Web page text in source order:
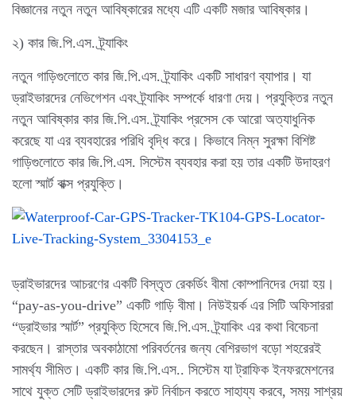
বিজ্ঞানের নতুন নতুন আবিষ্কারের মধ্যে এটি একটি মজার আবিষ্কার।
২) কার জি.পি.এস. ট্র্যাকিং
নতুন গাড়িগুলোতে কার জি.পি.এস. ট্র্যাকিং একটি সাধারণব্যাপার। যা
ড্রাইভারদের নেভিগেশন এবং ট্র্যাকিং সম্পর্কে ধারণা দেয়। প্রযুক্তির নতুন
নতুন আবিষ্কার কার জি.পি.এস. ট্র্যাকিং প্রসেস কে আরো অত্যাধুনিক
করেছে যা এর ব্যবহারের পরিধি বৃদ্ধি করে। কিভাবে নিম্ন সুরক্ষা বিশিষ্ট
গাড়িগুলোতে কার জি.পি.এস. সিস্টেম ব্যবহার করা হয় তার একটি উদাহরণ
হলো স্মার্ট বাক্স প্রযুক্তি।
ড্রাইভারদের আচরণের একটি বিস্তৃত রেকর্ডিং বীমা কোম্পানিদের দেয়া হয়।
“pay-as-you-drive” একটি গাড়ি বীমা। নিউইয়র্ক এর সিটি অফিসাররা
“ড্রাইভার স্মার্ট” প্রযুক্তি হিসেবে জি.পি.এস. ট্র্যাকিং এর কথা বিবেচনা
করছেন। রাস্তার অবকাঠামো পরিবর্তনের জন্য বেশিরভাগ বড়ো শহরেরই
সামর্থ্য সীমিত। একটি কার জি.পি.এস.. সিস্টেম যা ট্রাফিক ইনফরমেশনের
সাথে যুক্ত সেটি ড্রাইভারদের রুট নির্বাচন করতে সাহায্য করবে, সময় সাশ্রয়